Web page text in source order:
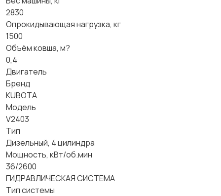
2830
Опрокидывающая нагрузка, кг
1500
Объём ковша, м?
0,4
Двигатель
Бренд
KUBOTA
Модель
V2403
Тип
Дизельный, 4 цилиндра
Мощность, кВт/об.мин
36/2600
ГИДРАВЛИЧЕСКАЯ СИСТЕМА
Тип системы